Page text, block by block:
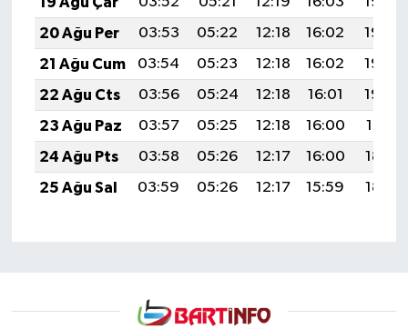
20 Ağu Per
03:53 05:22 12:18 16:02
19:05
21 Ağu Cum
03:54 05:23 12:18 16:02
19:03
22 Ağu Cts
03:56 05:24 12:18 16:01
19:02
23 Ağu Paz
03:57 05:25 12:18 16:00
19:01
24 Ağu Pts
03:58 05:26 12:17 16:00
18:59
25 Ağu Sal
03:59 05:26 12:17 15:59 18:58